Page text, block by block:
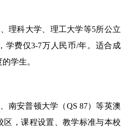
理科大学、理工大学等5所公立
学费仅3-7万人民币/年。适合成
学生。
南安普顿大学（QS 87）等英澳
区，课程设置、教学标准与本校